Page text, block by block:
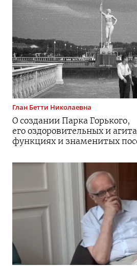
Глан Бетти Николаевна
О создании Парка Горького,
его оздоровительных и
функциях и знаменитых